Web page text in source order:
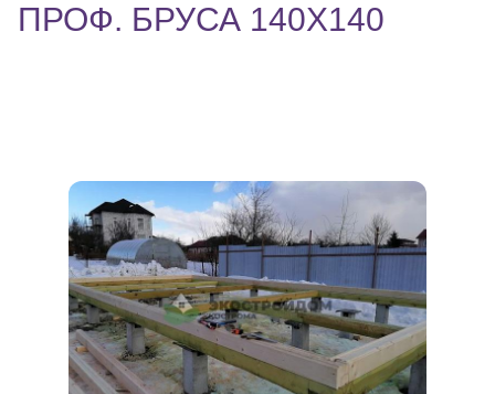
ПРОФ. БРУСА 140Х140